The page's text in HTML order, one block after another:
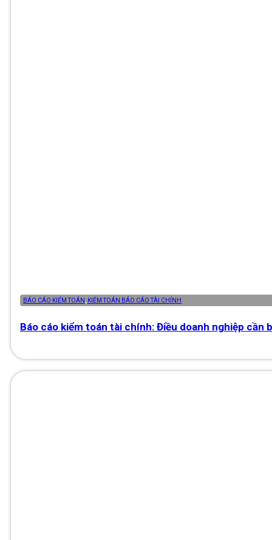
BÁO CÁO KIỂM TOÁN , KIỂM TOÁN BÁO CÁO TÀI CHÍNH
Báo cáo kiểm toán tài chính: Điều doanh nghiệp cần